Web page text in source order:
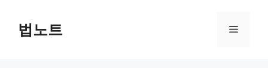
법노트 메